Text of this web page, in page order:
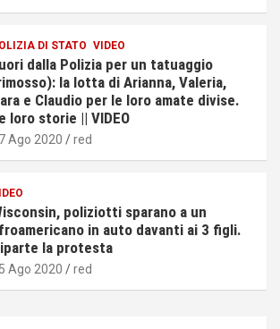
DI STATO VIDEO
dalla Polizia per un tatuaggio
la lotta di Arianna, Valeria,
e Claudio per le loro amate divise.
loro storie || VIDEO
Ago 2020 red
poliziotti sparano a un
in auto davanti ai 3 figli.
la protesta
Ago 2020 red